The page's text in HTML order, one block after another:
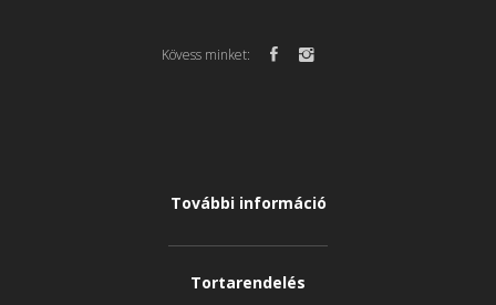
Kövess minket:
További információ
Tortarendelés